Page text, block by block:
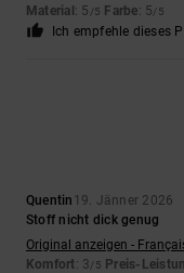
Material : 5 /5 Farbe: 5/5
Ich empfehle dieses
Quentin 19. Jänner 2026
Stoff nicht dick genug
Original anzeigen -
Komfort: 3/5 Preis-